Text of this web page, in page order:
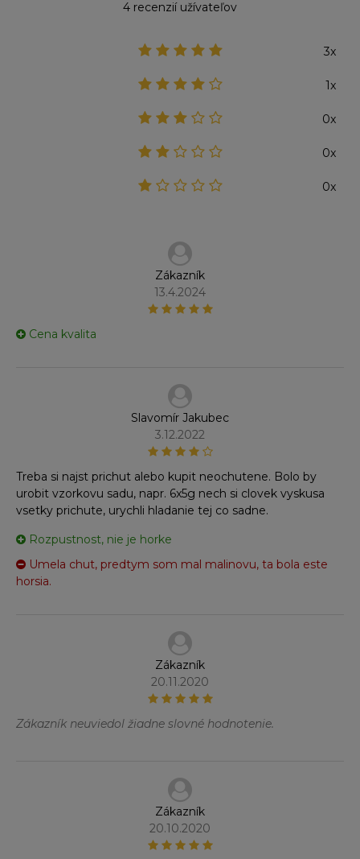
4 recenzií užívateľov
3x
1x
0x
0x
0x
Zákazník
13.4.2024
Cena kvalita
Slavomír Jakubec
3.12.2022
Treba si najst prichut alebo kupit neochutene. Bolo by
urobit vzorkovu sadu, napr. 6x5g nech si clovek vyskusa
vsetky prichute, urychli hladanie tej co sadne.
Rozpustnost, nie je horke
Umela chut, predtym som mal malinovu, ta bola este
horsia.
Zákazník
20.11.2020
Zákazník neuviedol žiadne slovné hodnotenie.
Zákazník
20.10.2020